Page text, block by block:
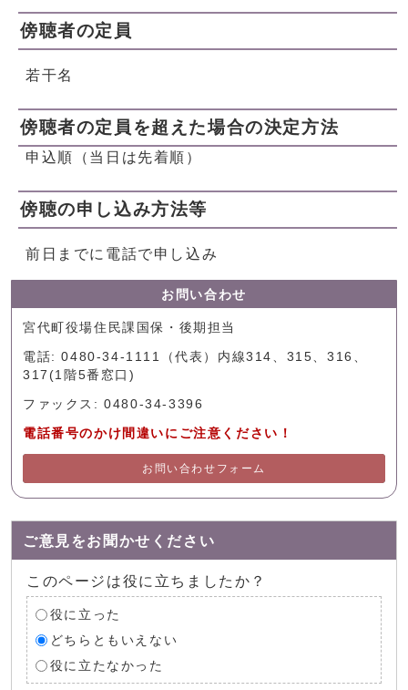
傍聴者の定員
若干名
傍聴者の定員を超えた場合の決定方法
申込順（当日は先着順）
傍聴の申し込み方法等
前日までに電話で申し込み
お問い合わせ
宮代町役場住民課国保・後期担当
電話: 0480-34-1111（代表）内線314、315、316、
317(1階5番窓口)
ファックス: 0480-34-3396
電話番号のかけ間違いにご注意ください！
お問い合わせフォーム
ご意見をお聞かせください
このページは役に立ちましたか？
役に立った
どちらともいえない
役に立たなかった